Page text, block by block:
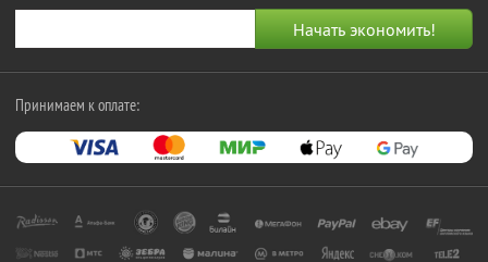
Принимаем к оплате: